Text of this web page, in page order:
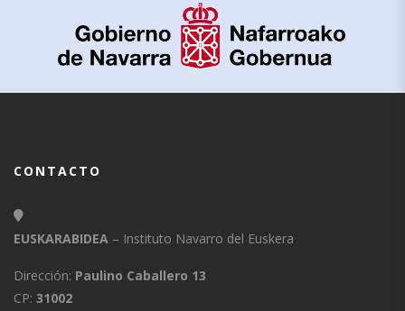
CONTACTO
EUSKARABIDEA – Instituto Navarro del Euskera
Dirección: Paulino Caballero 13
CP: 31002